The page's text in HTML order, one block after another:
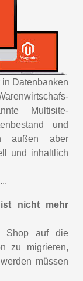
Datenbanken
Multisite-
und
außen aber
und inhaltlich
nicht mehr
Shop auf die
zu migrieren,
müssen